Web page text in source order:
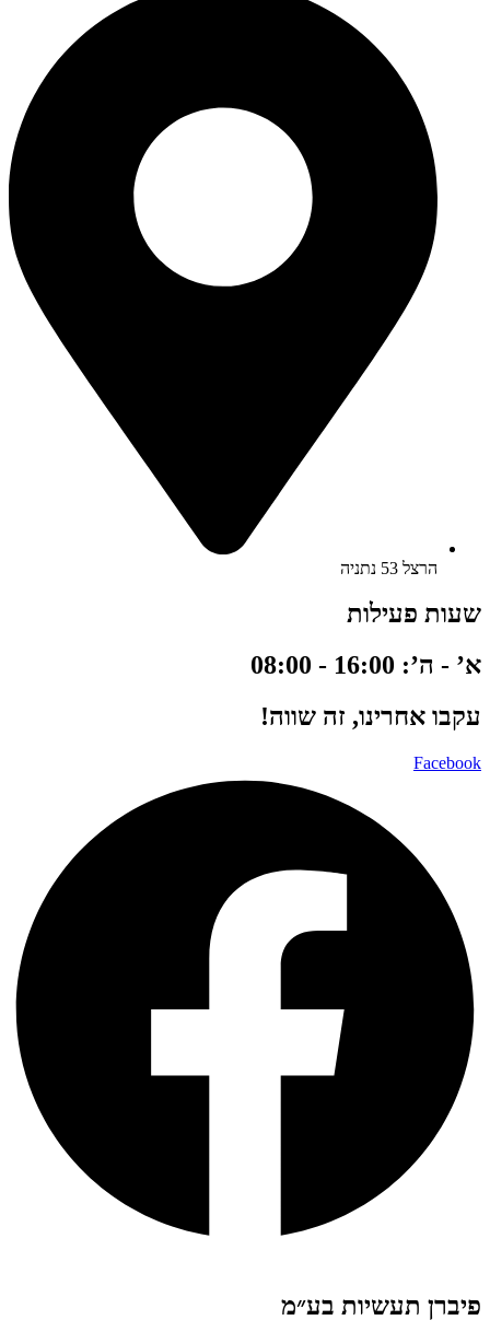
הרצל 53 נתניה
שעות פעילות
א’ - ה’: 16:00 - 08:00
עקבו אחרינו, זה שווה!
Facebook
פיברן תעשיות בע״מ